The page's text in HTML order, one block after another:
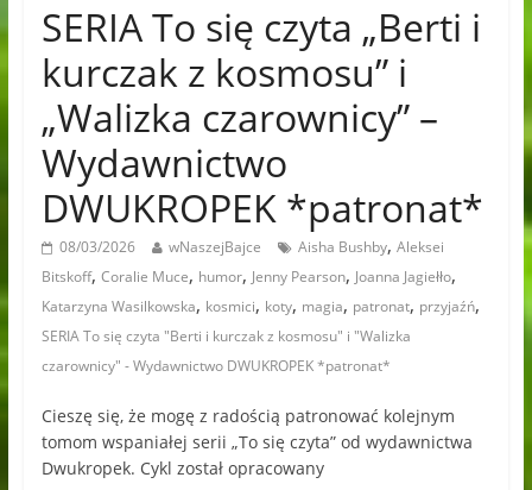
SERIA To się czyta „Berti i
kurczak z kosmosu” i
„Walizka czarownicy” –
Wydawnictwo
DWUKROPEK *patronat*
08/03/2026 wNaszejBajce Aisha Bushby, Aleksei
Bitskoff, Coralie Muce, humor, Jenny Pearson, Joanna Jagiełło,
Katarzyna Wasilkowska, kosmici, koty, magia, patronat, przyjaźń,
SERIA To się czyta "Berti i kurczak z kosmosu" i "Walizka
czarownicy" - Wydawnictwo DWUKROPEK *patronat*
Cieszę się, że mogę z radością patronować kolejnym
tomom wspaniałej serii „To się czyta” od wydawnictwa
Dwukropek. Cykl został opracowany